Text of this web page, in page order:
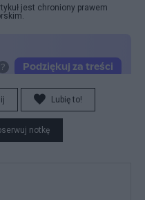
jest chroniony prawem
Lubię to!
notkę